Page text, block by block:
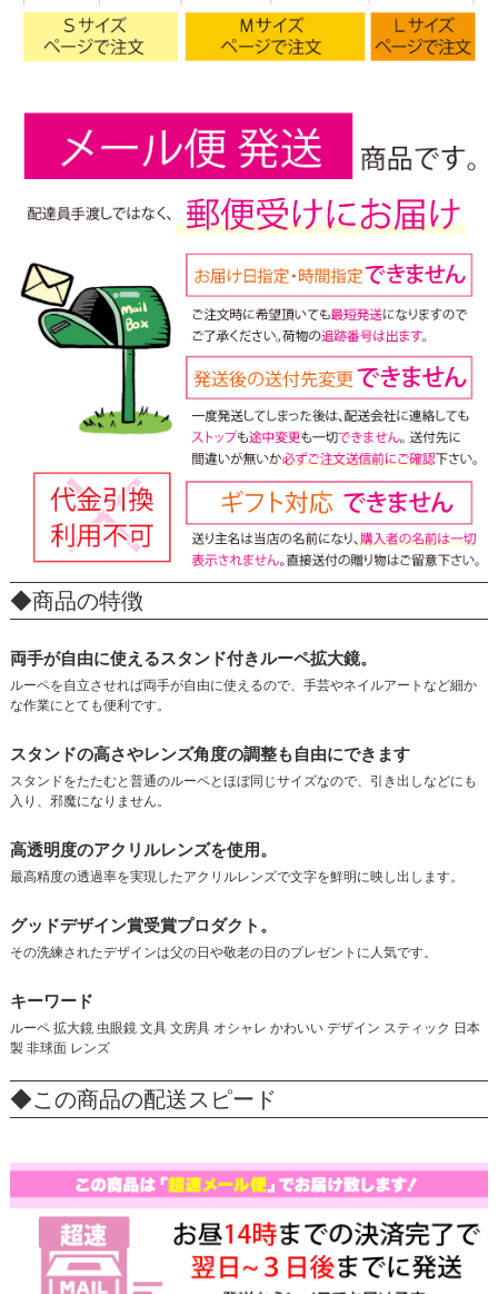
◆商品の特徴
両手が自由に使えるスタンド付きルーペ拡大鏡。
ルーペを自立させれば両手が自由に使えるので、手芸やネイルアートなど細か
な作業にとても便利です。
スタンドの高さやレンズ角度の調整も自由にできます
スタンドをたたむと普通のルーペとほぼ同じサイズなので、引き出しなどにも
入り、邪魔になりません。
高透明度のアクリルレンズを使用。
最高精度の透過率を実現したアクリルレンズで文字を鮮明に映し出します。
グッドデザイン賞受賞プロダクト。
その洗練されたデザインは父の日や敬老の日のプレゼントに人気です。
キーワード
ルーペ 拡大鏡 虫眼鏡 文具 文房具 オシャレ かわいい デザイン スティック 日本
製 非球面 レンズ
◆この商品の配送スピード